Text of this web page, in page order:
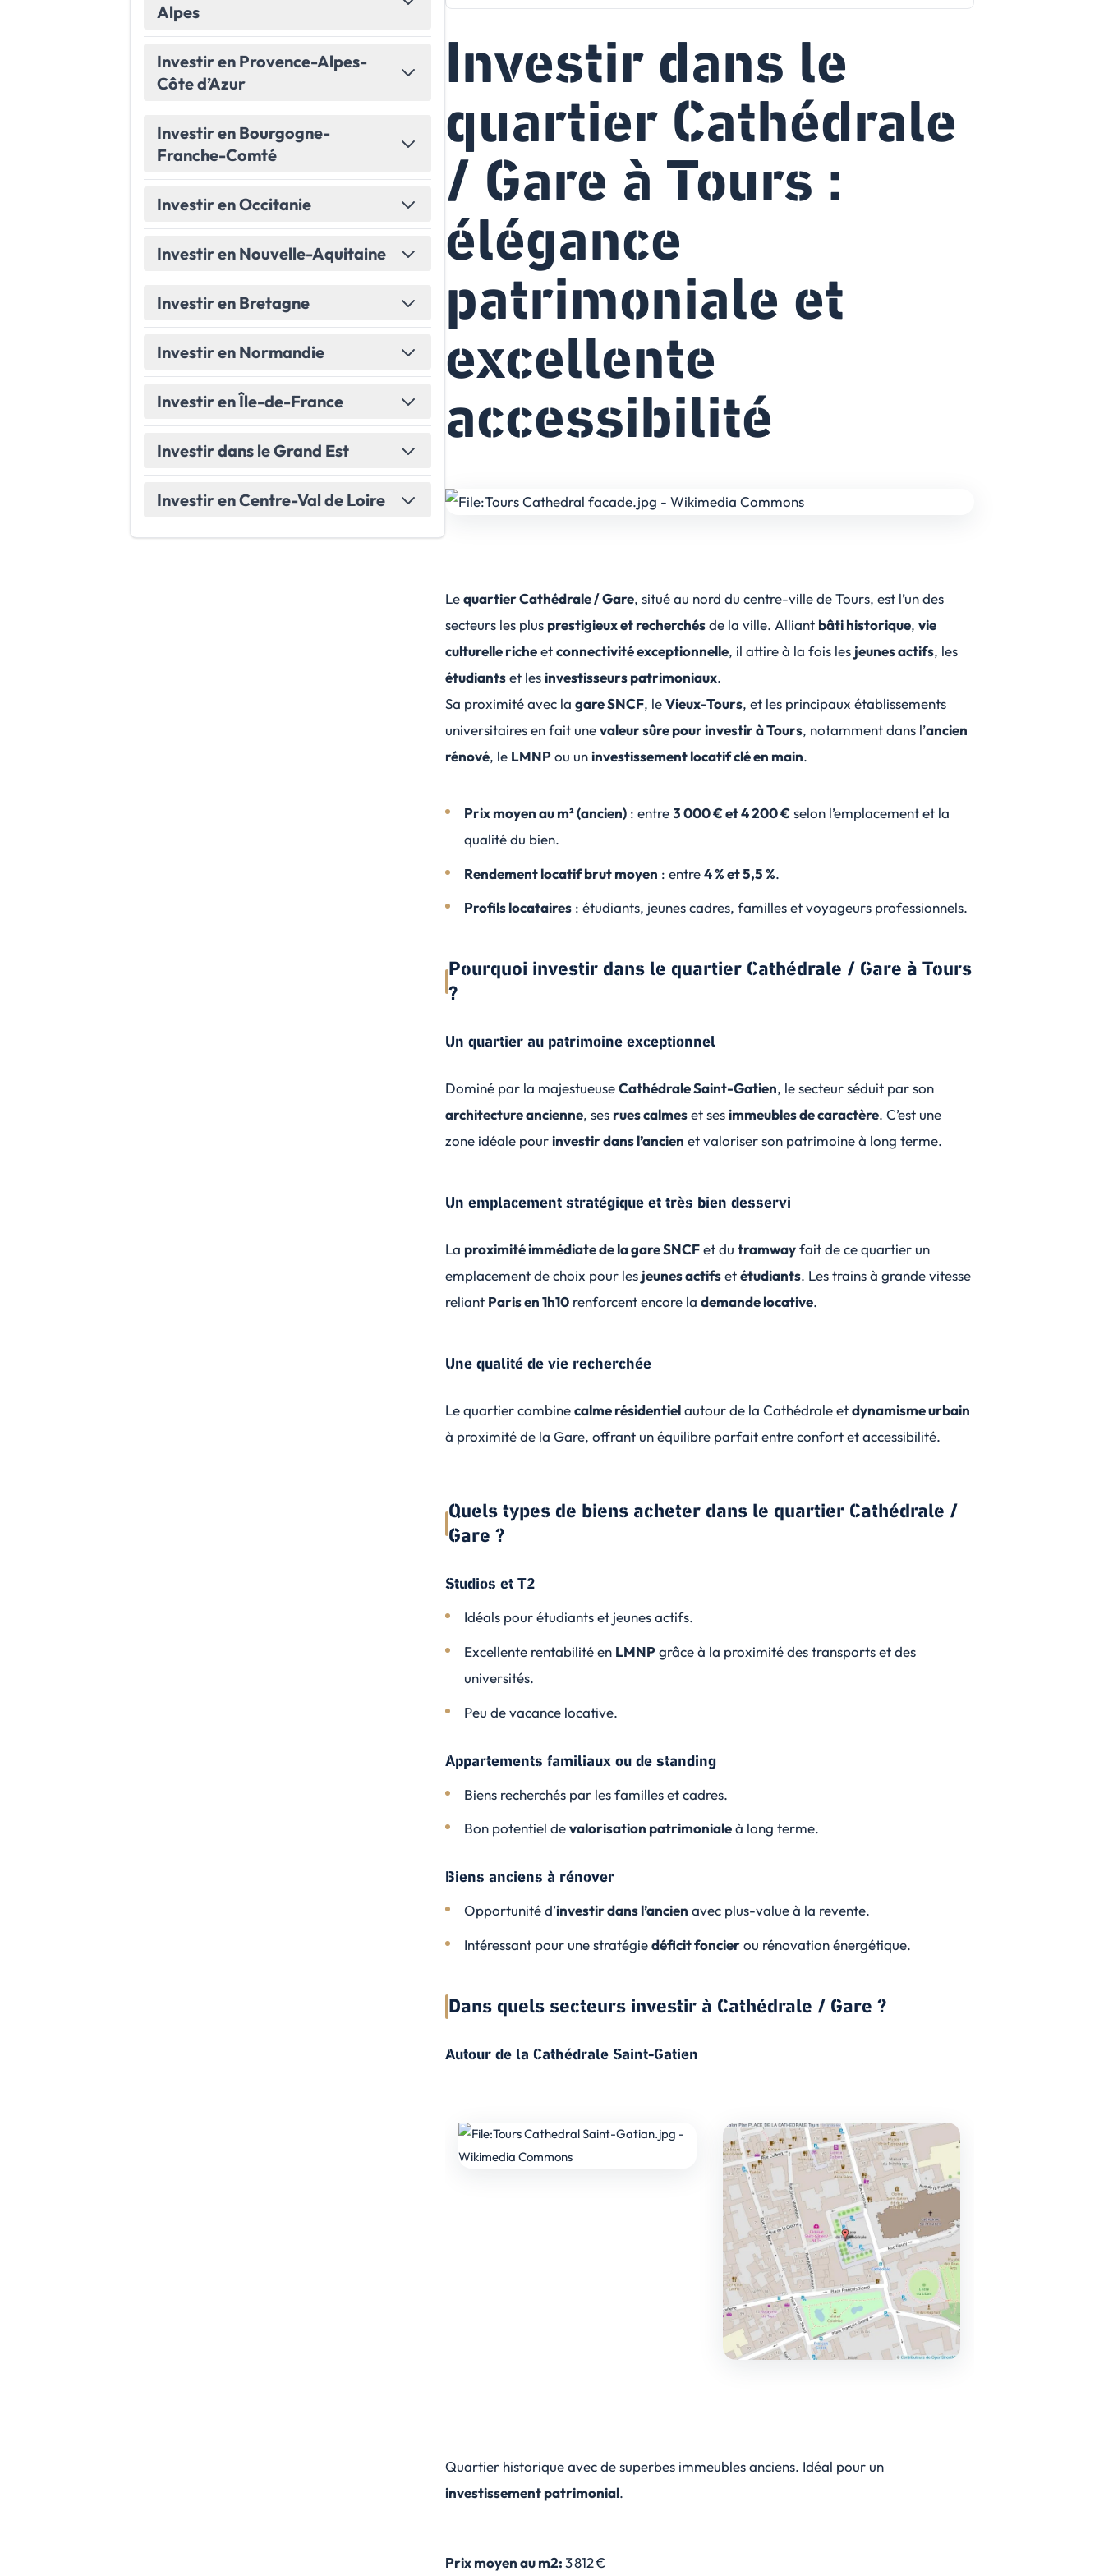
Toutes les villes→
États-Unis
Toutes les destinations
Alpes
Investir en Provence-Alpes-
Côte d’Azur
Investir en Bourgogne-
Franche-Comté
Investir en Occitanie
Investir en Nouvelle-Aquitaine
Investir en Bretagne
Investir en Normandie
Investir en Île-de-France
Investir dans le Grand Est
Investir en Centre-Val de Loire
Investir dans le
quartier Cathédrale
/ Gare à Tours :
élégance
patrimoniale et
excellente
accessibilité
Lequartier Cathédrale / Gare, situé au nord du centre-ville de Tours, est l’un des
secteurs les plus prestigieux et recherchésde la ville. Alliant bâti historique,vie
culturelle richeetconnectivité exceptionnelle, il attire à la fois les jeunes actifs, les
étudiantset lesinvestisseurs patrimoniaux.
Sa proximité avec lagare SNCF, leVieux-Tours, et les principaux établissements
universitaires en fait unevaleur sûre pour investir à Tours, notamment dans l’ancien
rénové, le LMNPou uninvestissement locatif clé en main.
Prix moyen au m² (ancien): entre3 000 € et 4 200 €selon l’emplacement et la
qualité du bien.
Rendement locatif brut moyen : entre4 % et 5,5 %.
Profils locataires: étudiants, jeunes cadres, familles et voyageurs professionnels.
Pourquoi investir dans le quartier Cathédrale / Gare à Tours
?
Un quartier au patrimoine exceptionnel
Dominé par la majestueuseCathédrale Saint-Gatien, le secteur séduit par son
architecture ancienne, ses rues calmeset sesimmeubles de caractère. C’est une
zone idéale pourinvestir dans l’ancien et valoriser son patrimoine à long terme.
Un emplacement stratégique et très bien desservi
La proximité immédiate de la gare SNCFet dutramwayfait de ce quartier un
emplacement de choix pour les jeunes actifsetétudiants. Les trains à grande vitesse
reliant Paris en 1h10 renforcent encore lademande locative.
Une qualité de vie recherchée
Le quartier combinecalme résidentielautour de la Cathédrale etdynamisme urbain
à proximité de la Gare, offrant un équilibre parfait entre confort et accessibilité.
Quels types de biens acheter dans le quartier Cathédrale /
Gare ?
Studios et T2
Idéals pour étudiants et jeunes actifs.
Excellente rentabilité en LMNPgrâce à la proximité des transports et des
universités.
Peu de vacance locative.
Appartements familiaux ou de standing
Biens recherchés par les familles et cadres.
Bon potentiel devalorisation patrimonialeà long terme.
Biens anciens à rénover
Opportunité d’investir dans l’ancien avec plus-value à la revente.
Intéressant pour une stratégiedéficit foncierou rénovation énergétique.
Dans quels secteurs investir à Cathédrale / Gare ?
Autour de la Cathédrale Saint-Gatien
Quartier historique avec de superbes immeubles anciens. Idéal pour un
investissement patrimonial.
Prix moyen au m2:3 812 €